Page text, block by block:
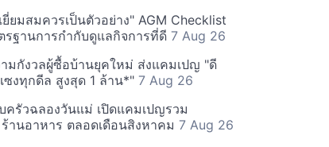
ยี่ยมสมควรเป็นตัวอย่าง" AGM Checklist
รฐานการกำกับดูแลกิจการที่ดี 7 Aug 26
มกังวลผู้ซื้อบ้านยุคใหม่ ส่งแคมเปญ "ดี
ซงทุกดีล สูงสุด 1 ล้าน*" 7 Aug 26
รัวฉลองวันแม่ เปิดแคมเปญรวม
านอาหาร ตลอดเดือนสิงหาคม 7 Aug 26